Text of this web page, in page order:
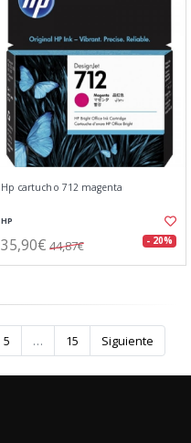
Hp cartucho 712 magenta
HP
35,90€ 44,87€ - 20%
5 … 15 Siguiente